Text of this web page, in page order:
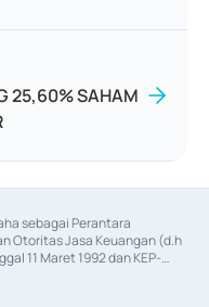
25,60% SAHAM
sebagai Perantara
Otoritas Jasa Keuangan (d.h
11 Maret 1992 dan KEP-
sebagai Penjamin Emisi
Keuangan Nomor KEP-